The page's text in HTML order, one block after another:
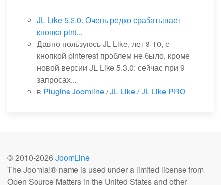
JL Like 5.3.0. Очень редко срабатывает
кнопка pint...
Давно пользуюсь JL Like, лет 8-10, с
кнопкой pinterest проблем не было, кроме
новой версии JL Like 5.3.0: сейчас при 9
запросах...
в Plugins Joomline/JL Like / JL Like PRO
© 2010-2026 JoomLine
The Joomla!® name is used under a limited license from
Open Source Matters in the United States and other